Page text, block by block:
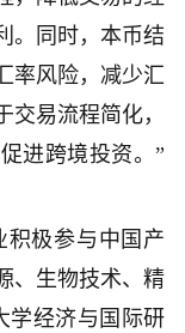
。同时，本币结
率风险，减少汇
易流程简化，
进跨境投资。”
积极参与中国产
、生物技术、精
学经济与国际研